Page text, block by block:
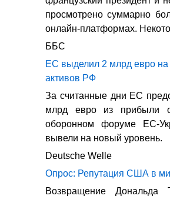
просмотрено суммарно
онлайн-платформах.
ББС
ЕС выделил 2 млрд евро
активов РФ
За считанные дни ЕС
млрд евро из прибыли
оборонном форуме ЕС-
вывели на новый уровень.
Deutsche Welle
Опрос: Репутация США в
Возвращение Дональда